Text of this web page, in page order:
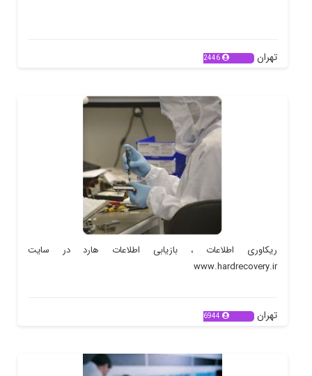
تهران 2446
ریکاوری اطلاعات ، بازیابی اطلاعات هارد در سایت
www.hardrecovery.ir
تهران 6944